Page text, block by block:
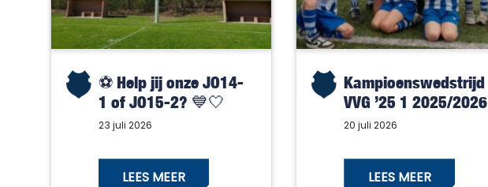
⚽️ Help jij onze JO14-
1 of JO15-2? 💙🤍
23 juli 2026
LEES MEER
Kampioenswedstrijd
VVG ’25 1 2025/2026
20 juli 2026
LEES MEER